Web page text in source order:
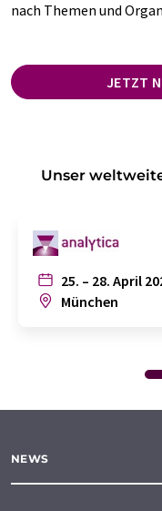
nach Themen und
JETZT
Unser
25. – 28. April
München
NEWS